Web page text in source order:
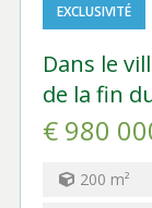
EXCLUSIVITÉ
Dans le
de la fin
€ 980
200 m²